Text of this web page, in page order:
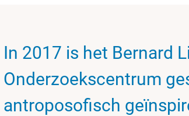
In 2017 is het Bernard
Onderzoekscentrum
antroposofisch